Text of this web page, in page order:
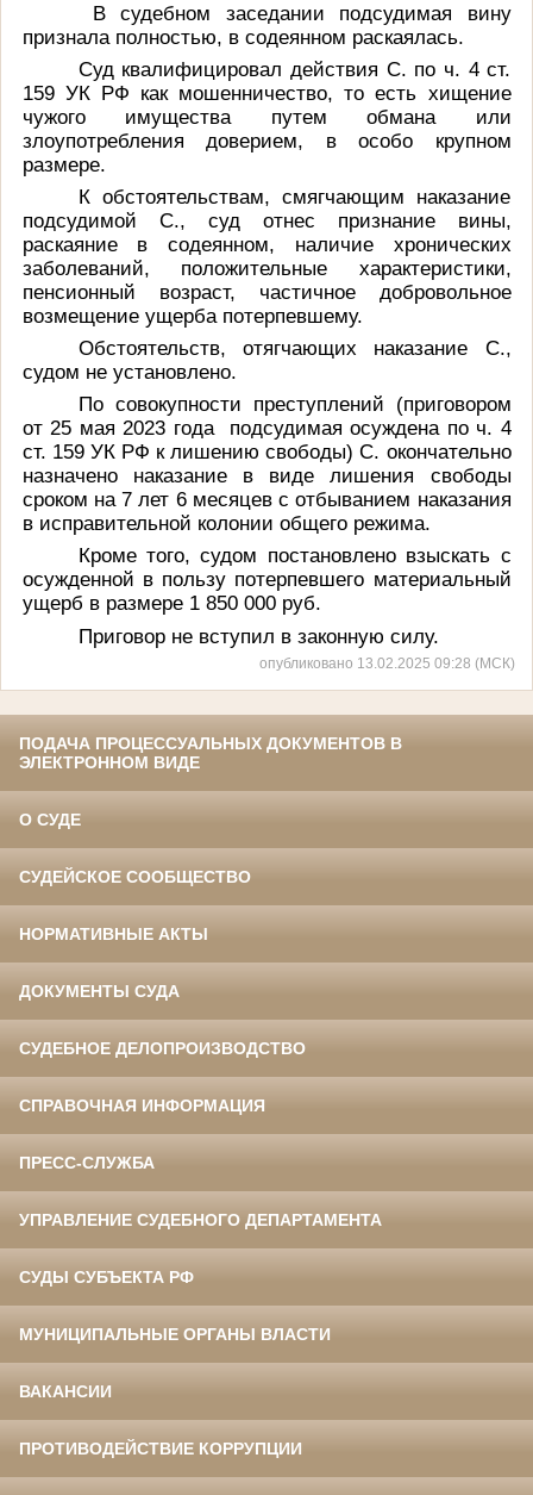
В судебном заседании подсудимая вину
признала полностью, в содеянном раскаялась.
Суд квалифицировал действия С. по ч. 4 ст.
159 УК РФ как мошенничество, то есть хищение
чужого имущества путем обмана или
злоупотребления доверием, в особо крупном
размере.
К обстоятельствам, смягчающим наказание
подсудимой С., суд отнес признание вины,
раскаяние в содеянном, наличие хронических
заболеваний, положительные характеристики,
пенсионный возраст, частичное добровольное
возмещение ущерба потерпевшему.
Обстоятельств, отягчающих наказание С.,
судом не установлено.
По совокупности преступлений (приговором
от 25 мая 2023 года
подсудимая осуждена по ч. 4
ст. 159 УК РФ к лишению свободы) С. окончательно
назначено наказание в виде лишения свободы
сроком на 7 лет 6 месяцев с отбыванием наказания
в исправительной колонии общего режима.
Кроме того, судом постановлено взыскать с
осужденной в пользу потерпевшего материальный
ущерб в размере 1 850 000 руб.
Приговор не вступил в законную силу.
опубликовано 13.02.2025 09:28 (МСК)
ПОДАЧА ПРОЦЕССУАЛЬНЫХ ДОКУМЕНТОВ В
ЭЛЕКТРОННОМ ВИДЕ
О СУДЕ
СУДЕЙСКОЕ СООБЩЕСТВО
НОРМАТИВНЫЕ АКТЫ
ДОКУМЕНТЫ СУДА
СУДЕБНОЕ ДЕЛОПРОИЗВОДСТВО
СПРАВОЧНАЯ ИНФОРМАЦИЯ
ПРЕСС-СЛУЖБА
УПРАВЛЕНИЕ СУДЕБНОГО ДЕПАРТАМЕНТА
СУДЫ СУБЪЕКТА РФ
МУНИЦИПАЛЬНЫЕ ОРГАНЫ ВЛАСТИ
ВАКАНСИИ
ПРОТИВОДЕЙСТВИЕ КОРРУПЦИИ